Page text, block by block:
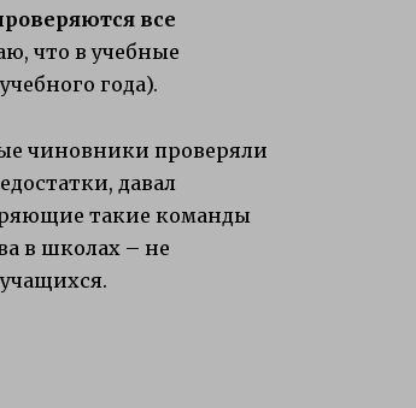
все
что в учебные
года).
чиновники проверяли
давал
такие команды
в школах – не